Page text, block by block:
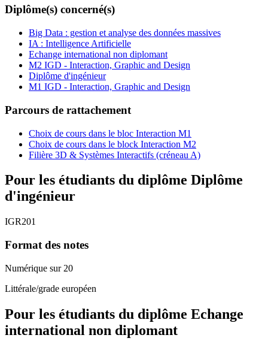
Diplôme(s) concerné(s)
Big Data : gestion et analyse des données massives
IA : Intelligence Artificielle
Echange international non diplomant
M2 IGD - Interaction, Graphic and Design
Diplôme d'ingénieur
M1 IGD - Interaction, Graphic and Design
Parcours de rattachement
Choix de cours dans le bloc Interaction M1
Choix de cours dans le block Interaction M2
Filière 3D & Systèmes Interactifs (créneau A)
Pour les étudiants du diplôme Diplôme
d'ingénieur
IGR201
Format des notes
Numérique sur 20
Littérale/grade européen
Pour les étudiants du diplôme Echange
international non diplomant